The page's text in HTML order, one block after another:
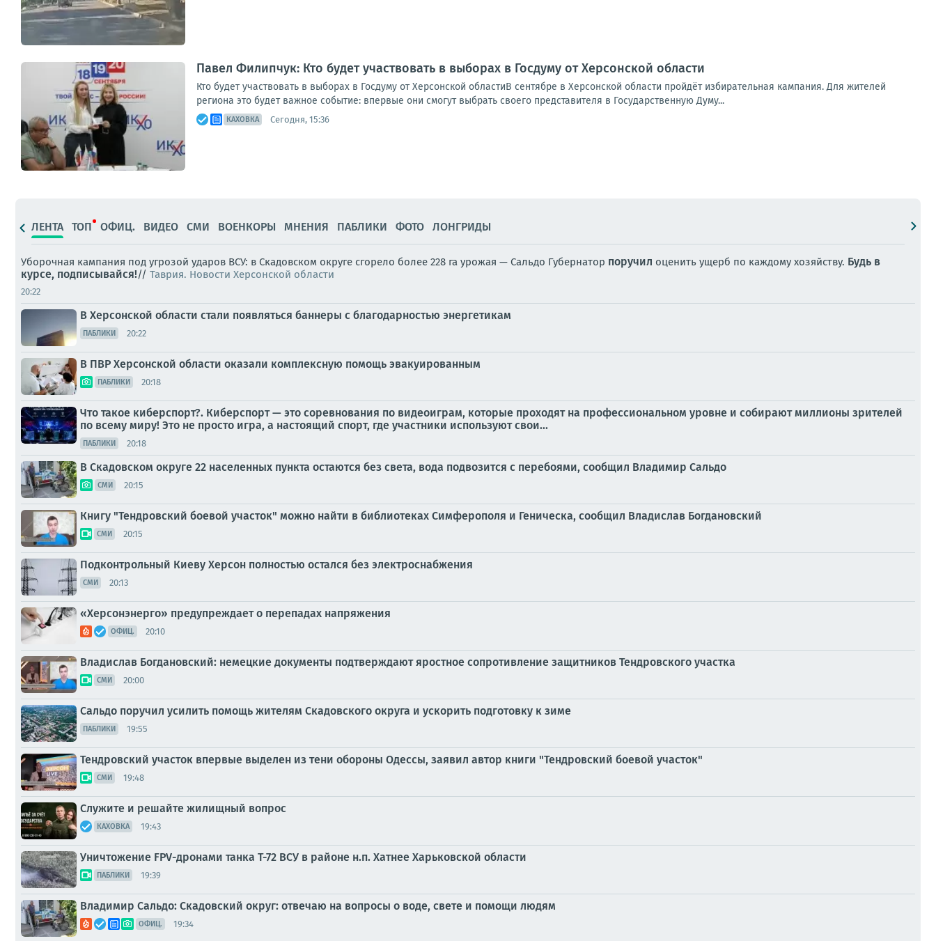
Павел Филипчук: Кто будет участвовать в выборах в Госдуму от Херсонской области
Кто будет участвовать в выборах в Госдуму от Херсонской областиВ сентябре в Херсонской области пройдёт избирательная кампания. Для жителей
региона это будет важное событие: впервые они смогут выбрать своего представителя в Государственную Думу...
КАХОВКА Сегодня, 15:36
ЛЕНТА ТОП ОФИЦ. ВИДЕО СМИ ВОЕНКОРЫ МНЕНИЯ ПАБЛИКИ ФОТО ЛОНГРИДЫ
Уборочная кампания под угрозой ударов ВСУ: в Скадовском округе сгорело более 228 га урожая — Сальдо Губернатор поручил оценить ущерб по каждому хозяйству. Будь в
курсе, подписывайся!// Таврия. Новости Херсонской области
20:22
В Херсонской области стали появляться баннеры с благодарностью энергетикам
ПАБЛИКИ 20:22
В ПВР Херсонской области оказали комплексную помощь эвакуированным
ПАБЛИКИ 20:18
Что такое киберспорт?. Киберспорт — это соревнования по видеоиграм, которые проходят на профессиональном уровне и собирают миллионы зрителей
по всему миру! Это не просто игра, а настоящий спорт, где участники используют свои...
ПАБЛИКИ 20:18
В Скадовском округе 22 населенных пункта остаются без света, вода подвозится с перебоями, сообщил Владимир Сальдо
СМИ 20:15
Книгу "Тендровский боевой участок" можно найти в библиотеках Симферополя и Геническа, сообщил Владислав Богдановский
СМИ 20:15
Подконтрольный Киеву Херсон полностью остался без электроснабжения
СМИ 20:13
«Херсонэнерго» предупреждает о перепадах напряжения
ОФИЦ. 20:10
Владислав Богдановский: немецкие документы подтверждают яростное сопротивление защитников Тендровского участка
СМИ 20:00
Сальдо поручил усилить помощь жителям Скадовского округа и ускорить подготовку к зиме
ПАБЛИКИ 19:55
Тендровский участок впервые выделен из тени обороны Одессы, заявил автор книги "Тендровский боевой участок"
СМИ 19:48
Служите и решайте жилищный вопрос
КАХОВКА 19:43
Уничтожение FPV-дронами танка Т-72 ВСУ в районе н.п. Хатнее Харьковской области
ПАБЛИКИ 19:39
Владимир Сальдо: Скадовский округ: отвечаю на вопросы о воде, свете и помощи людям
ОФИЦ. 19:34